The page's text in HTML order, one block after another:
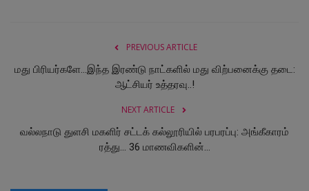
PREVIOUS ARTICLE
மது பிரியர்களே...இந்த இரண்டு நாட்களில் மது விற்பனைக்கு தடை:
ஆட்சியர் உத்தரவு..!
NEXT ARTICLE
வல்லநாடு துளசி மகளிர் சட்டக் கல்லூரியில் பரபரப்பு: அங்கீகாரம்
ரத்து... 36 மாணவிகளின்...